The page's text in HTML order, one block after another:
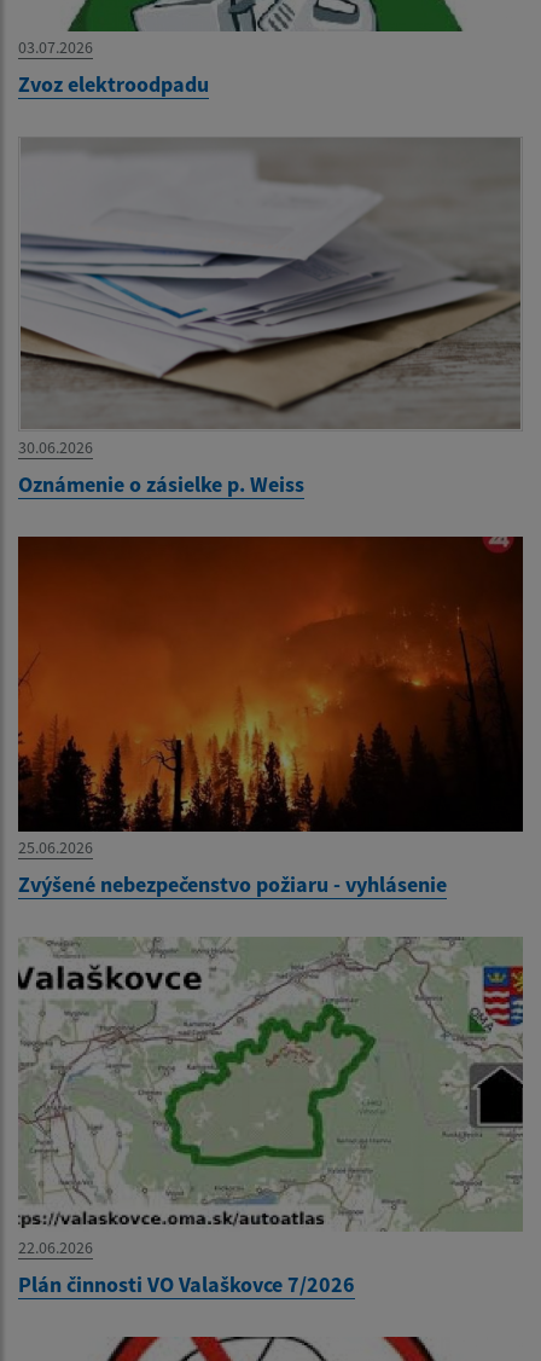
03.07.2026
Zvoz elektroodpadu
30.06.2026
Oznámenie o zásielke p. Weiss
25.06.2026
Zvýšené nebezpečenstvo požiaru - vyhlásenie
22.06.2026
Plán činnosti VO Valaškovce 7/2026